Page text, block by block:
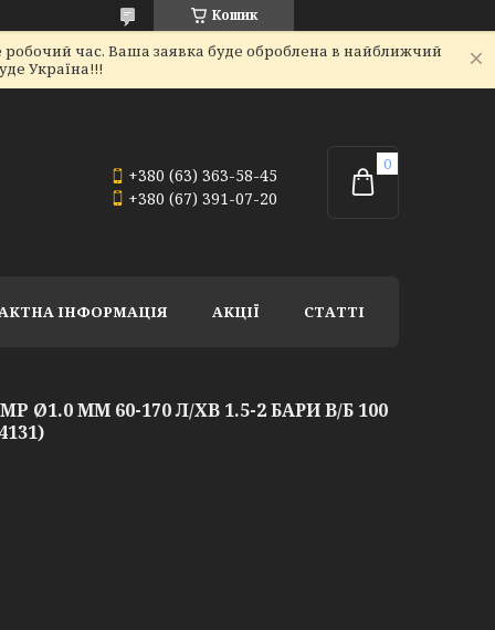
Кошик
робочий час. Ваша заявка буде оброблена в найближчий
Україна!!!
+380 (63) 363-58-45
+380 (67) 391-07-20
ІНФОРМАЦІЯ АКЦІЇ СТАТТІ
Ø1.0 ММ 60-170 Л/ХВ 1.5-2 БАРИ В/Б 100